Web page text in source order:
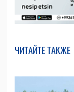
ЧИТАЙТЕ ТАКЖЕ